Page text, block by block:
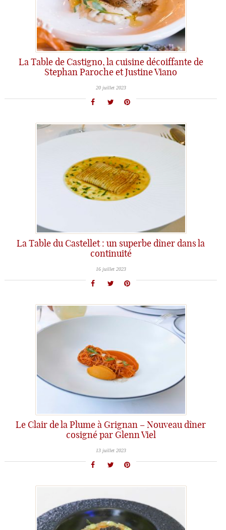
La Table de Castigno, la cuisine décoiffante de
Stephan Paroche et Justine Viano
20 juillet 2023
La Table du Castellet : un superbe dîner dans la
continuité
16 juillet 2023
Le Clair de la Plume à Grignan – Nouveau dîner
cosigné par Glenn Viel
13 juillet 2023